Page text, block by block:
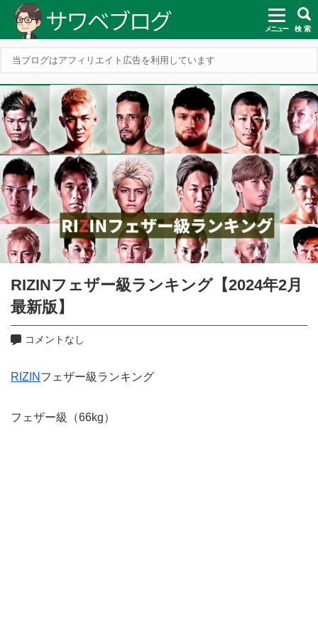
メニュー 検 索
当ブログはアフィリエイト広告を利用しています
RIZINフェザー級ランキング【2024年2月
最新版】
コメントなし
RIZIN フェザー級ランキング
フェザー級（66kg）